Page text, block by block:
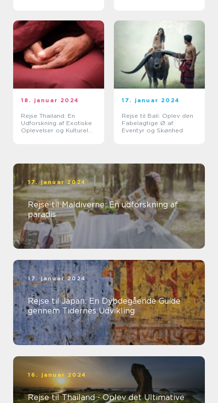
18. januar 2024
Rejse Thailand: En
Udforskning af Exotiske
Oplevelser og Kulturel
17. januar 2024
Rejse til Bali: Oplev den
Fabelagtige Ø af
Eventyr og Skønhed
17. januar 2024
Rejse til Maldiverne: En udforskning af
paradis
17. januar 2024
Rejse til Japan: En Dybdegående Guide
gennem Tidernes Udvikling
16. januar 2024
Rejse til Thailand - Oplev det Ultimative